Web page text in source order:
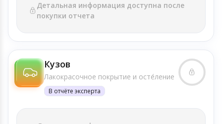
Детальная информация доступна после
покупки отчета
Кузов
Лакокрасочное покрытие и осте́ление
В отчёте эксперта